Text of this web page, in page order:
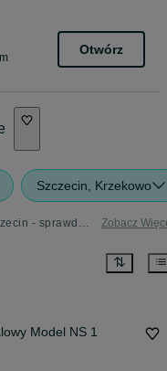
Otwórz
Szczecin, Krzekowo
Antyki i przedmioty kolekcjonerskie - Szczecin - sprawdź ogłoszenia w Twojej okolicy Zobacz
Model NS 1